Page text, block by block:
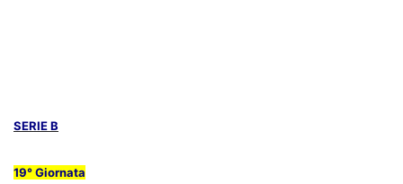
SERIE B
19° Giornata